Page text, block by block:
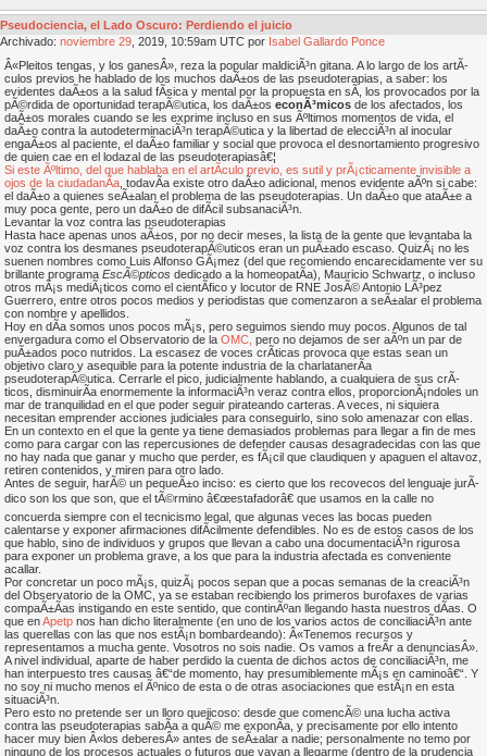
Pseudociencia, el Lado Oscuro: Perdiendo el juicio
Archivado: noviembre 29 , 2019, 10:59am UTC por Isabel Gallardo Ponce
Â«Pleitos tengas, y los ganesÂ», reza la popular maldiciÃ³n gitana. A lo largo de los artÃ­
culos previos he hablado de los muchos daÃ±os de las pseudoterapias, a saber: los
evidentes daÃ±os a la salud fÃ­sica y mental por la propuesta en sÃ­, los provocados por la
pÃ©rdida de oportunidad terapÃ©utica, los daÃ±os econÃ³micos de los afectados, los
daÃ±os morales cuando se les exprime incluso en sus Ãºltimos momentos de vida, el
daÃ±o contra la autodeterminaciÃ³n terapÃ©utica y la libertad de elecciÃ³n al inocular
engaÃ±os al paciente, el daÃ±o familiar y social que provoca el desnortamiento progresivo
de quien cae en el lodazal de las pseudoterapiasâ€¦
Si este Ãºltimo, del que hablaba en el artÃ­culo previo, es sutil y prÃ¡cticamente invisible a
ojos de la ciudadanÃ­a , todavÃ­a existe otro daÃ±o adicional, menos evidente aÃºn si cabe:
el daÃ±o a quienes seÃ±alan el problema de las pseudoterapias. Un daÃ±o que ataÃ±e a
muy poca gente, pero un daÃ±o de difÃ­cil subsanaciÃ³n.
Levantar la voz contra las pseudoterapias
Hasta hace apenas unos aÃ±os, por no decir meses, la lista de la gente que levantaba la
voz contra los desmanes pseudoterapÃ©uticos eran un puÃ±ado escaso. QuizÃ¡ no les
suenen nombres como Luis Alfonso GÃ¡mez (del que recomiendo encarecidamente ver su
brillante programa EscÃ©pticos dedicado a la homeopatÃ­a), Mauricio Schwartz, o incluso
otros mÃ¡s mediÃ¡ticos como el cientÃ­fico y locutor de RNE JosÃ© Antonio LÃ³pez
Guerrero, entre otros pocos medios y periodistas que comenzaron a seÃ±alar el problema
con nombre y apellidos.
Hoy en dÃ­a somos unos pocos mÃ¡s, pero seguimos siendo muy pocos. Algunos de tal
envergadura como el Observatorio de la OMC, pero no dejamos de ser aÃºn un par de
puÃ±ados poco nutridos. La escasez de voces crÃ­ticas provoca que estas sean un
objetivo claro y asequible para la potente industria de la charlatanerÃ­a
pseudoterapÃ©utica. Cerrarle el pico, judicialmente hablando, a cualquiera de sus crÃ­
ticos, disminuirÃ­a enormemente la informaciÃ³n veraz contra ellos, proporcionÃ¡ndoles un
mar de tranquilidad en el que poder seguir pirateando carteras. A veces, ni siquiera
necesitan emprender acciones judiciales para conseguirlo, sino solo amenazar con ellas.
En un contexto en el que la gente ya tiene demasiados problemas para llegar a fin de mes
como para cargar con las repercusiones de defender causas desagradecidas con las que
no hay nada que ganar y mucho que perder, es fÃ¡cil que claudiquen y apaguen el altavoz,
retiren contenidos, y miren para otro lado.
Antes de seguir, harÃ© un pequeÃ±o inciso: es cierto que los recovecos del lenguaje jurÃ­
dico son los que son, que el tÃ©rmino â€œestafadorâ€ que usamos en la calle no
concuerda siempre con el tecnicismo legal, que algunas veces las bocas pueden
calentarse y exponer afirmaciones difÃ­cilmente defendibles. No es de estos casos de los
que hablo, sino de individuos y grupos que llevan a cabo una documentaciÃ³n rigurosa
para exponer un problema grave, a los que para la industria afectada es conveniente
acallar.
Por concretar un poco mÃ¡s, quizÃ¡ pocos sepan que a pocas semanas de la creaciÃ³n
del Observatorio de la OMC, ya se estaban recibiendo los primeros burofaxes de varias
compaÃ±Ã­as instigando en este sentido, que continÃºan llegando hasta nuestros dÃ­as. O
que enApetp nos han dicho literalmente (en uno de los varios actos de conciliaciÃ³n ante
las querellas con las que nos estÃ¡n bombardeando): Â«Tenemos recursos y
representamos a mucha gente. Vosotros no sois nadie. Os vamos a freÃ­r a denunciasÂ».
A nivel individual, aparte de haber perdido la cuenta de dichos actos de conciliaciÃ³n, me
han interpuesto tres causas â€“de momento, hay presumiblemente mÃ¡s en caminoâ€“. Y
no soy ni mucho menos el Ãºnico de esta o de otras asociaciones que estÃ¡n en esta
situaciÃ³n.
Pero esto no pretende ser un lloro quejicoso: desde que comencÃ© una lucha activa
contra las pseudoterapias sabÃ­a a quÃ© me exponÃ­a, y precisamente por ello intento
hacer muy bien Â«los deberesÂ» antes de seÃ±alar a nadie; personalmente no temo por
ninguno de los procesos actuales o futuros que vayan a llegarme (dentro de la prudencia